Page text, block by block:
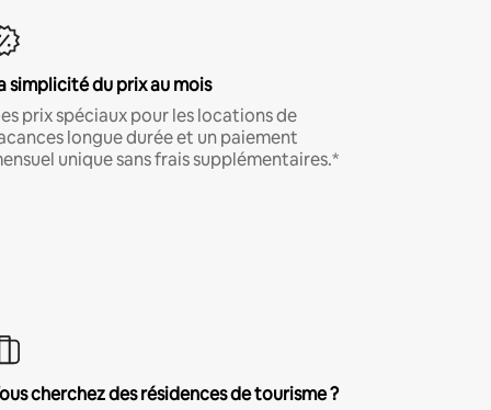
simplicité du prix au mois
prix spéciaux pour les locations de
longue durée et un paiement
unique sans frais supplémentaires.*
cherchez des résidences de tourisme ?